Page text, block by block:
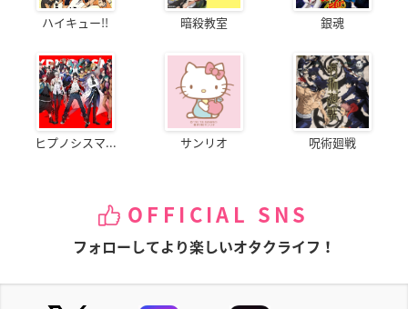
ハイキュー!! 暗殺教室 銀魂
ヒプノシスマ... サンリオ 呪術廻戦
OFFICIAL SNS
フォローしてより楽しいオタクライフ！